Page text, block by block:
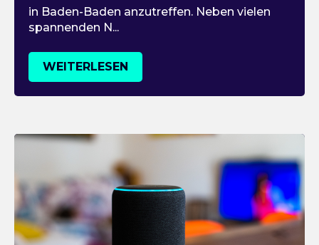
in Baden-Baden anzutreffen. Neben vielen
spannenden N...
WEITERLESEN